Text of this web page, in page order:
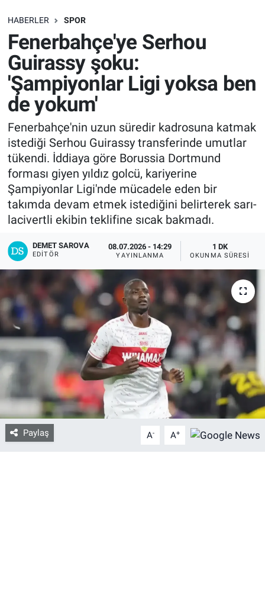
HABERLER SPOR
Fenerbahçe'ye Serhou
Guirassy şoku:
'Şampiyonlar Ligi yoksa ben
de yokum'
Fenerbahçe'nin uzun süredir kadrosuna katmak
istediği Serhou Guirassy transferinde umutlar
tükendi. İddiaya göre Borussia Dortmund
forması giyen yıldız golcü, kariyerine
Şampiyonlar Ligi'nde mücadele eden bir
takımda devam etmek istediğini belirterek sarı-
lacivertli ekibin teklifine sıcak bakmadı.
DEMET SAROVA
EDITÖR
08.07.2026 - 14:29
YAYINLANMA
1 DK
OKUNMA SÜRESI
Paylaş A- A+
SAĞLIK
EKONOMİ
EĞİTİM
ÖZEL HABER
Keşfet
ASTROLOJİ
MANŞET
Bize ulaşın
İletişim/Künye
Yaşam
Gözden Kaçmasın
İletişim (Künye)